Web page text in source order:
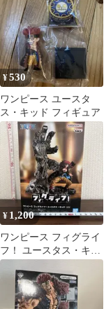
¥530
ワンピース ユースタ
ス・キッド フィギュア
¥ 1,200
ワンピース フィグライ
フ！ ユースタス・キッ
ド フィギュア